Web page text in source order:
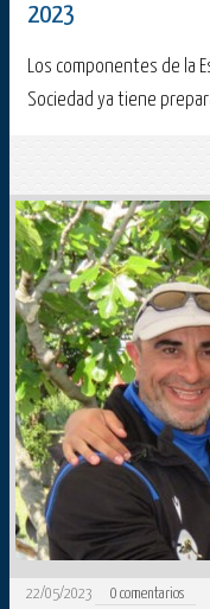
2023
Los componentes de la
Sociedad ya tiene
22/05/2023 0 comentarios